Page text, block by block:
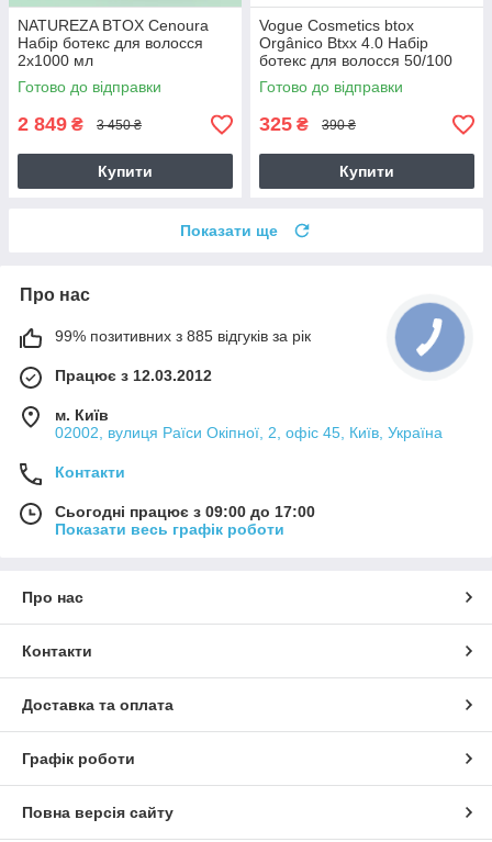
NATUREZA BTOX Cenoura
Набір ботекс для волосся
2х1000 мл
Готово до відправки
2 849 ₴ 3 450 ₴
Купити
Vogue Cosmetics btox
Orgânico Btxx 4.0 Набір
ботекс для волосся 50/100
мл
Готово до відправки
325 ₴ 390 ₴
Купити
Показати ще
Про нас
99% позитивних з 885 відгуків за рік
Працює з 12.03.2012
м. Київ
02002, вулиця Раїси Окіпної, 2, офіс 45, Київ, Україна
Контакти
Сьогодні працює з 09:00 до 17:00
Показати весь графік роботи
Про нас
Контакти
Доставка та оплата
Графік роботи
Повна версія сайту